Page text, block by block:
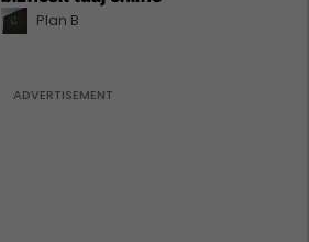
Plan B